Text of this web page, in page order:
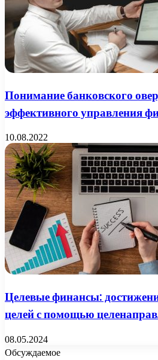
Понимание банковского
эффективного управления
10.08.2022
Целевые финансы:
целей с помощью
08.05.2024
Обсуждаемое